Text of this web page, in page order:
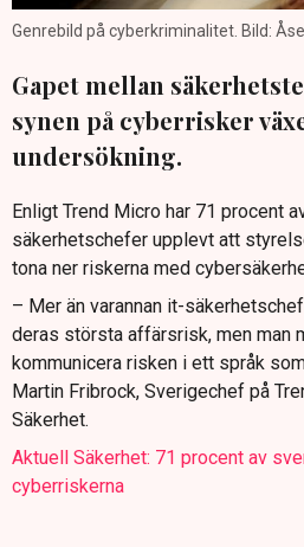
Genrebild på cyberkriminalitet. Bild:
Gapet mellan
synen på cyberrisker
undersökning.
Enligt Trend Micro har 71 procent
säkerhetschefer upplevt att
tona ner riskerna med
– Mer än varannan it-
deras största affärsrisk, men man
kommunicera risken i ett språk
Martin Fribrock, Sverigechef på
Säkerhet.
Aktuell Säkerhet: 71 procent av
cyberriskerna